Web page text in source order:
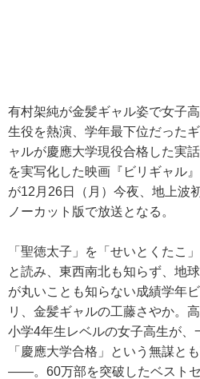
有村架純が金髪ギャル姿で女子高
生役を熱演、学年最下位だったギ
ャルが慶應大学現役合格した実話
を実写化した映画『ビリギャル』
が12月26日（月）今夜、地上波
ノーカット版で放送となる。
「聖徳太子」を「せいとくたこ」
と読み、東西南北も知らず、地球
が丸いことも知らない成績学年ビ
リ、金髪ギャルの工藤さやか。
小学4年生レベルの女子高生が、
「慶應大学合格」という無謀と
――。60万部を突破したベスト